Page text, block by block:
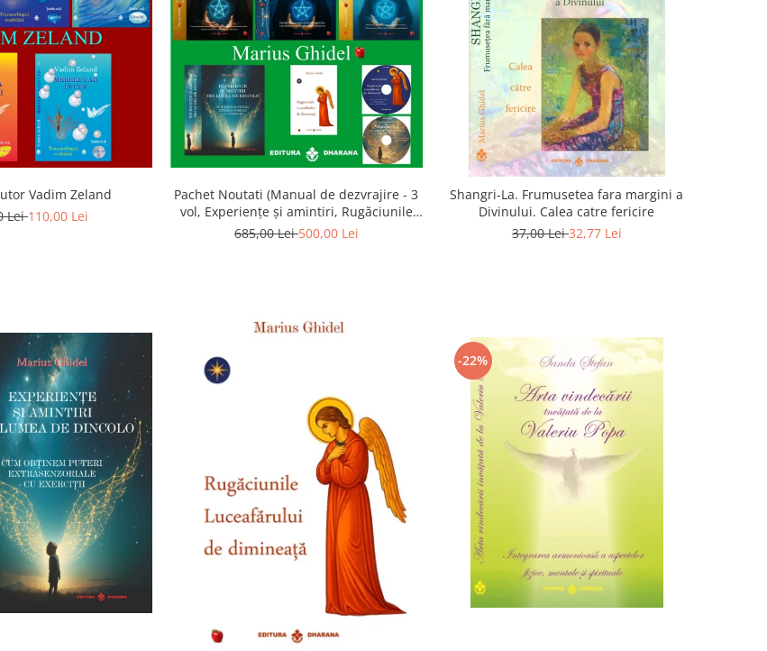
Vadim Zeland
Lei110,00 Lei
Pachet Noutati (Manual de dezvrajire - 3
vol, Experiențe și amintiri, Rugăciunile
Luceafarului de dimineata) - Marius
685,00 Lei500,00 Lei
Shangri-La. Frumusetea fara margini a
Divinului. Calea catre fericire
37,00 Lei32,77 Lei
-22%